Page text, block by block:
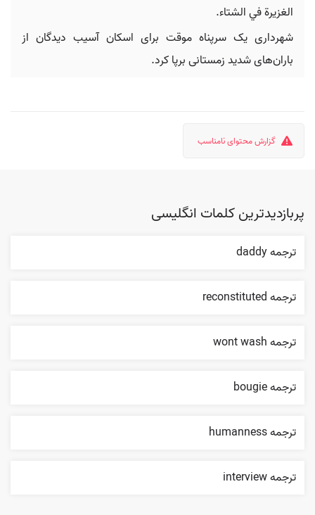
الغزيرة في الشتاء.
شهرداری یک سرپناه موقت برای اسکان آسیب دیدگان از
باران‌های شدید زمستانی برپا کرد.
گزارش محتوای نامناسب
پربازدیدترین کلمات انگلیسی
ترجمه daddy
ترجمه reconstituted
ترجمه wont wash
ترجمه bougie
ترجمه humanness
ترجمه interview